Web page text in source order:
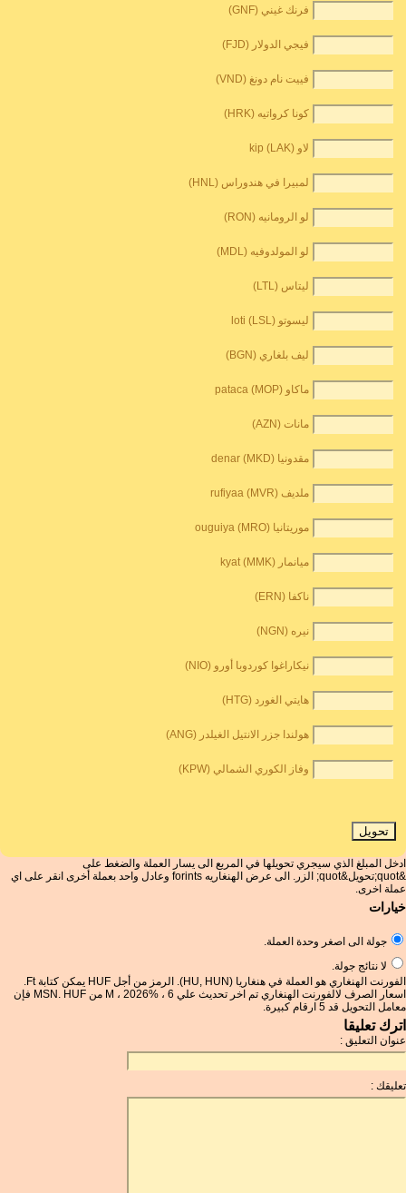
فرنك غيني (GNF)
فيجي الدولار (FJD)
فييت نام دونغ (VND)
كونا كرواتيه (HRK)
لاو kip (LAK)
لمبيرا في هندوراس (HNL)
لو الرومانيه (RON)
لو المولدوفيه (MDL)
ليتاس (LTL)
ليسوتو loti (LSL)
ليف بلغاري (BGN)
ماكاو pataca (MOP)
مانات (AZN)
مقدونيا denar (MKD)
ملديف rufiyaa (MVR)
موريتانيا ouguiya (MRO)
ميانمار kyat (MMK)
ناكفا (ERN)
نيره (NGN)
نيكاراغوا كوردوبا أورو (NIO)
هايتي الغورد (HTG)
هولندا جزر الانتيل الغيلدر (ANG)
وفاز الكوري الشمالي (KPW)
ادخل المبلغ الذي سيجري تحويلها في المربع الى يسار العملة والضغط على
&quot;تحويل&quot; الزر. الى عرض الهنغاريه forints وعادل واحد بعملة أخرى انقر على اي
عملة اخرى.
خيارات
جولة الى اصغر وحدة العملة.
لا نتائج جولة.
الفورنت الهنغاري هو العملة في هنغاريا (HU, HUN). الرمز من أجل HUF يمكن كتابة Ft.
اسعار الصرف لالفورنت الهنغاري تم اخر تحديث علي 6 ، %M ، 2026 من MSN. HUF فإن
معامل التحويل قد 5 ارقام كبيرة.
اترك تعليقا
عنوان التعليق :
تعليقك :